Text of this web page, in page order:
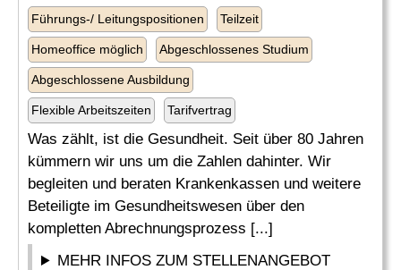
Führungs-/ Leitungspositionen Teilzeit
Homeoffice möglich Abgeschlossenes Studium
Abgeschlossene Ausbildung
Flexible Arbeitszeiten Tarifvertrag
Was zählt, ist die Gesundheit. Seit über 80 Jahren
kümmern wir uns um die Zahlen dahinter. Wir
begleiten und beraten Krankenkassen und weitere
Beteiligte im Gesundheitswesen über den
kompletten Abrechnungsprozess [...]
MEHR INFOS ZUM STELLENANGEBOT